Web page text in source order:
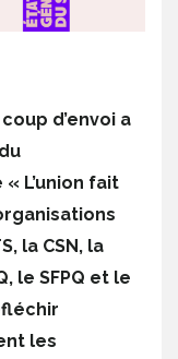
d’envoi a
L’union fait
la CSN, la
le SFPQ et le
les